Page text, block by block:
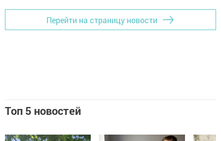
Перейти на страницу новости
Топ 5 новостей